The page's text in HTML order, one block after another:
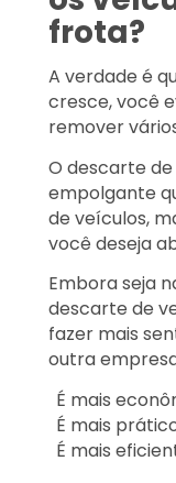
frota?
A verdade é
cresce, você
remover
O descarte
empolgante
de veículos,
você deseja
Embora seja
descarte de
fazer mais
outra
É mais
É mais
É mais